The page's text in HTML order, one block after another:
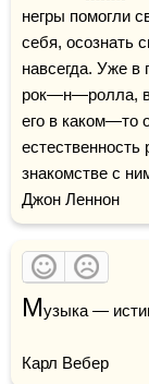
негры помогли
себя, осознать
навсегда. Уже в
рок—н—ролла,
его в каком—то
знакомстве с
Джон Леннон
Музыка —
Карл Вебер